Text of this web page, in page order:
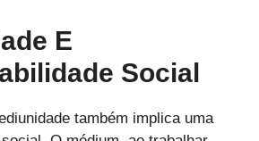
E
Social
também implica uma